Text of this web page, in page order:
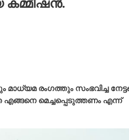
കമ്മീഷൻ.
രംഗത്തും സംഭവിച്ച
മെച്ചപ്പെടുത്തണം എന്ന്